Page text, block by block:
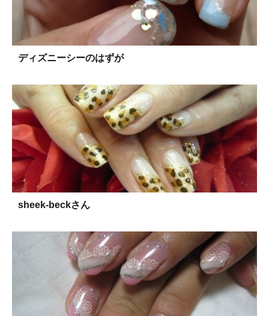
ディズニーシーのはずが
sheek-beckさん